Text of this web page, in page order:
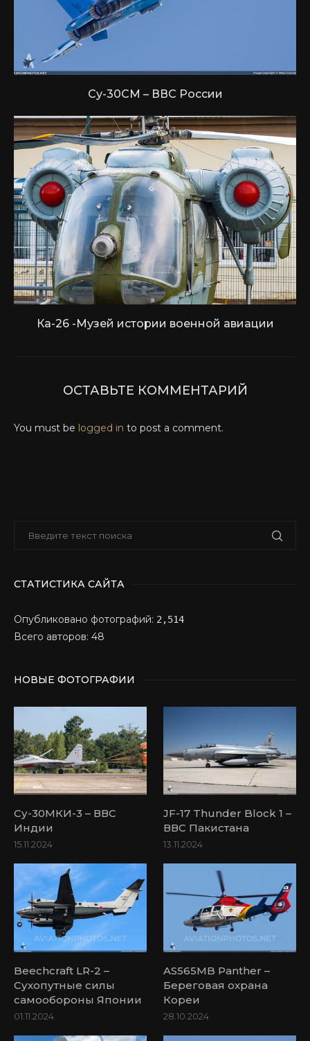
Су-30СМ – ВВС России
Ка-26 -Музей истории военной авиации
ОСТАВЬТЕ КОММЕНТАРИЙ
You must be logged in to post a comment.
СТАТИСТИКА САЙТА
Опубликовано фотографий: 2,514
Всего авторов: 48
НОВЫЕ ФОТОГРАФИИ
Су-30МКИ-3 – ВВС
Индии
15.11.2024
JF-17 Thunder Block 1 –
ВВС Пакистана
13.11.2024
Beechcraft LR-2 –
Сухопутные силы
самообороны Японии
01.11.2024
AS565MB Panther –
Береговая охрана
Кореи
28.10.2024